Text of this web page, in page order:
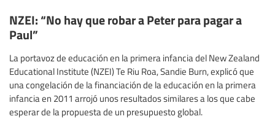
NZEI: “No hay que robar a Peter para pagar a
Paul”
La portavoz de educación en la primera infancia del New Zealand
Educational Institute (NZEI) Te Riu Roa, Sandie Burn, explicó que
una congelación de la financiación de la educación en la primera
infancia en 2011 arrojó unos resultados similares a los que cabe
esperar de la propuesta de un presupuesto global.